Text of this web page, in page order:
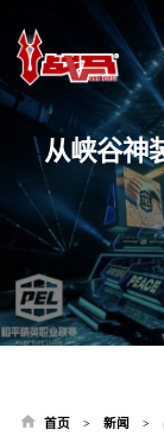
从峡谷神
首页 > 新闻 >